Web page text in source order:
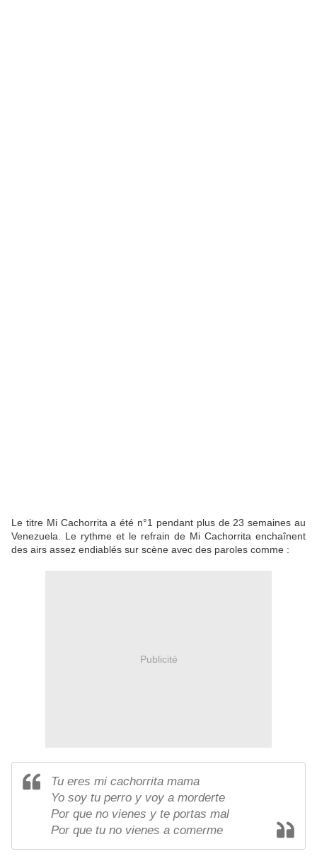
Le titre Mi Cachorrita a été n°1 pendant plus de 23 semaines au
Venezuela. Le rythme et le refrain de Mi Cachorrita enchaînent
des airs assez endiablés sur scène avec des paroles comme :
Publicité
Tu eres mi cachorrita mama
Yo soy tu perro y voy a morderte
Por que no vienes y te portas mal
Por que tu no vienes a comerme